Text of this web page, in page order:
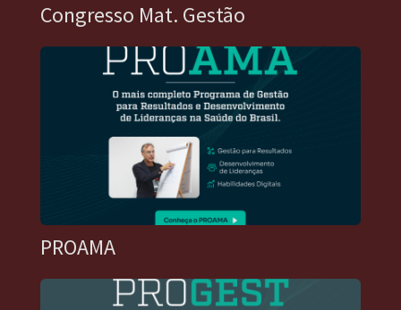
Congresso Mat. Gestão
PROAMA